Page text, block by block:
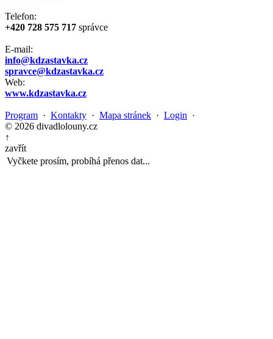
Telefon:
+420 728 575 717 správce
E-mail:
info@kdzastavka.cz
spravce@kdzastavka.cz
Web:
www.kdzastavka.cz
Program · Kontakty · Mapa stránek · Login ·
© 2026 divadlolouny.cz
↑
zavřít
Vyčkete prosím, probíhá přenos dat...